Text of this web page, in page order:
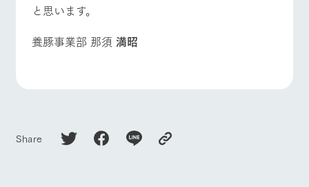
と思います。
養豚事業部 那須 満昭
Share